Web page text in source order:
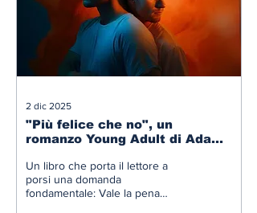
2 dic 2025
"Più felice che no", un
romanzo Young Adult di Adam
Un libro che porta il lettore a
porsi una domanda
fondamentale: Vale la pena